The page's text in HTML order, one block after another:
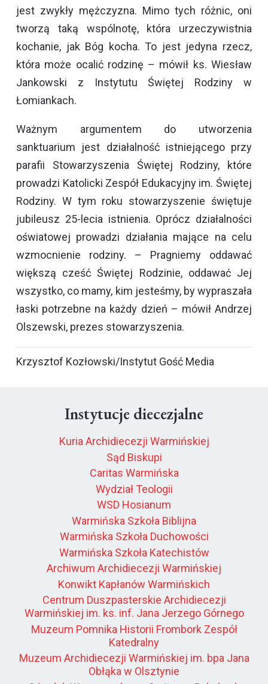
jest zwykły mężczyzna. Mimo tych różnic, oni
tworzą taką wspólnotę, która urzeczywistnia
kochanie, jak Bóg kocha. To jest jedyna rzecz,
która może ocalić rodzinę – mówił ks. Wiesław
Jankowski z Instytutu Świętej Rodziny w
Łomiankach.
Ważnym argumentem do utworzenia
sanktuarium jest działalność istniejącego przy
parafii Stowarzyszenia Świętej Rodziny, które
prowadzi Katolicki Zespół Edukacyjny im. Świętej
Rodziny. W tym roku stowarzyszenie świętuje
jubileusz 25-lecia istnienia. Oprócz działalności
oświatowej prowadzi działania mające na celu
wzmocnienie rodziny. – Pragniemy oddawać
większą cześć Świętej Rodzinie, oddawać Jej
wszystko, co mamy, kim jesteśmy, by wypraszała
łaski potrzebne na każdy dzień – mówił Andrzej
Olszewski, prezes stowarzyszenia.
Krzysztof Kozłowski/Instytut Gość Media
Instytucje diecezjalne
Kuria Archidiecezji Warmińskiej
Sąd Biskupi
Caritas Warmińska
Wydział Teologii
WSD Hosianum
Warmińska Szkoła Biblijna
Warmińska Szkoła Duchowości
Warmińska Szkoła Katechistów
Archiwum Archidiecezji Warmińskiej
Konwikt Kapłanów Warmińskich
Centrum Duszpasterskie Archidiecezji
Warmińskiej im. ks. inf. Jana Jerzego Górnego
Muzeum Pomnika Historii Frombork Zespół
Katedralny
Muzeum Archidiecezji Warmińskiej im. bpa Jana
Obłąka w Olsztynie